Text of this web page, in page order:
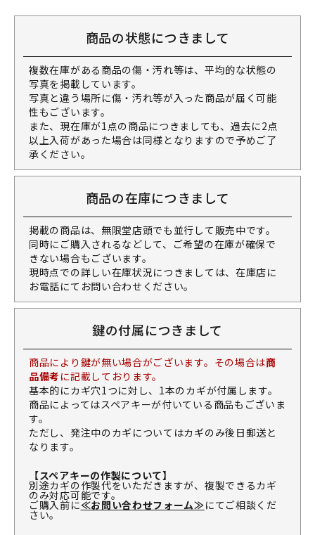
商品の状態につきまして
複数在庫がある商品の傷・汚れ等は、平均的な状態の
写真を掲載しています。
写真と違う場所に傷・汚れ等が入った商品が届く可能
性もございます。
また、現在庫が1点の商品につきましても、過去に2点
以上入荷があった場合は同様となりますので予めご了
承ください。
商品の在庫につきまして
掲載の商品は、無限堂店頭でも並行して販売中です。
同時にご購入されるなどして、ご希望の在庫が確保で
きない場合もございます。
現時点での詳しい在庫状況につきましては、在庫店に
お電話にてお問い合わせください。
鍵の付属につきまして
商品により鍵が無い場合がございます。その場合は商
品備考 に記載しております。
基本的にカギ穴1つに対し、1本のカギが付属します。
商品によってはスペアキーが付いている商品もございま
す。
ただし、発注中のカギについてはカギのみ後日郵送と
なります。
【スペアキーの作製について】
別途カギの作製代をいただきますが、複製できるカギ
のみ対応可能です。
ご購入前に≪お問い合わせフォーム≫にてご相談くだ
さい。